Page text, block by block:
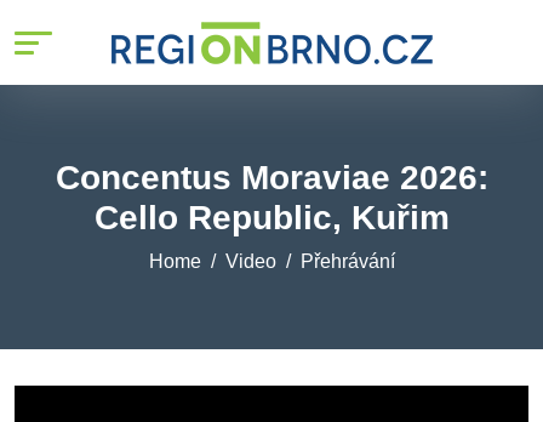
Concentus Moraviae 2026:
Cello Republic, Kuřim
Home Video Přehrávání